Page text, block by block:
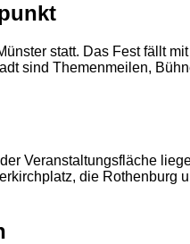
statt. Das Fest fällt
sind Themenmeilen,
Veranstaltungsfläche
die